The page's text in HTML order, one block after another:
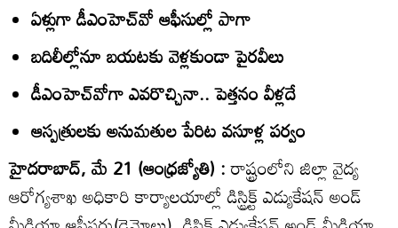
ఏళ్లుగా డీఎంహెచ్‌వో ఆఫీసుల్లో పాగా
బదిలీల్లోనూ బయటకు వెళ్లకుండా పైరవీలు
డీఎంహెచ్‌వోగా ఎవరొచ్చినా.. పెత్తనం వీళ్లదే
ఆస్పత్రులకు అనుమతుల పేరిట వసూళ్ల పర్వం
హైదరాబాద్‌, మే 21 (ఆంధ్రజ్యోతి) :రాష్ట్రంలోని జిల్లా వైద్య
ఆరోగ్యశాఖ అధికారి కార్యాలయాల్లో డిస్ట్రిక్ట్‌ ఎడ్యుకేషన్‌ అండ్‌